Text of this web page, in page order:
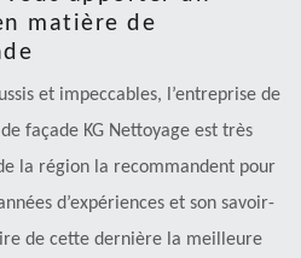
matière de
et impeccables, l’entreprise de
façade KG Nettoyage est très
la région la recommandent pour
d’expériences et son savoir-
de cette dernière la meilleure